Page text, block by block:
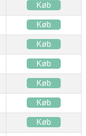
Køb
Køb
Køb
Køb
Køb
Køb
Køb